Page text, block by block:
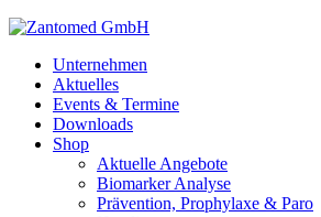
Unternehmen
Aktuelles
Events & Termine
Downloads
Shop
Aktuelle Angebote
Biomarker Analyse
Prävention, Prophylaxe & Paro